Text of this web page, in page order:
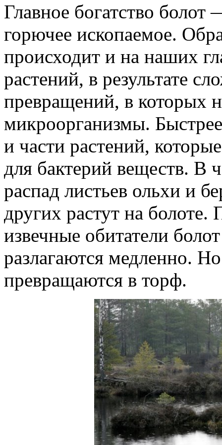
Главное богатство
горючее ископаемое.
происходит и на наших
растений, в результате
превращений, в которых
микроорганизмы. Быстрее
и части растений,
для бактерий веществ. В
распад листьев ольхи и
других растут на
извечные обитатели
разлагаются медленно.
превращаются в торф.